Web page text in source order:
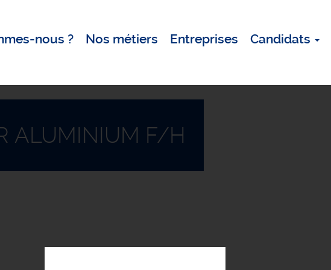
nous ? Nos métiers Entreprises Candidats
ALUMINIUM F/H